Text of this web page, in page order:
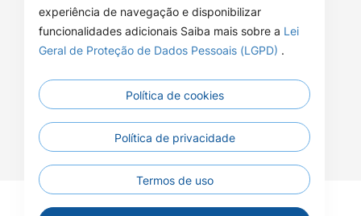
© 2026 - Câmara Municipal de Apiacás - Todos os
experiência de navegação e disponibilizar
funcionalidades adicionais Saiba mais sobre a Lei
Geral de Proteção de Dados Pessoais (LGPD) .
Política de cookies
Política de privacidade
Termos de uso